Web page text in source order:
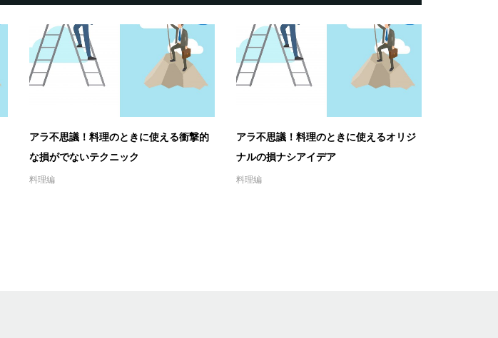
アラ不思議！料理のときに使える衝撃的
な損がでないテクニック
料理編
アラ不思議！料理のときに使えるオリジ
ナルの損ナシアイデア
料理編